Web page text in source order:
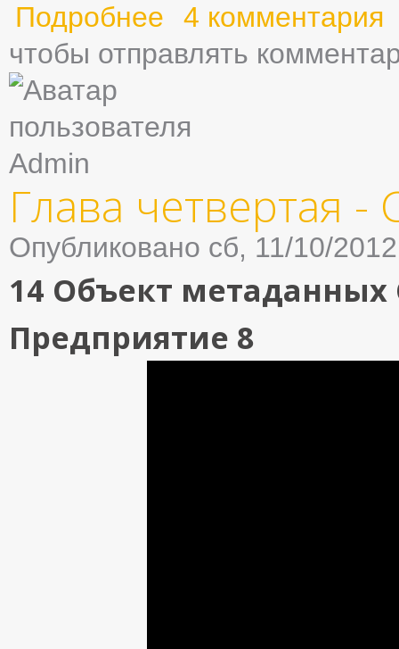
Подробнее о Глава пятая - Документы
4 комментария
чтобы отправлять
Глава четвертая
Опубликовано сб, 11/10/
14 Объект
Предприятие 8